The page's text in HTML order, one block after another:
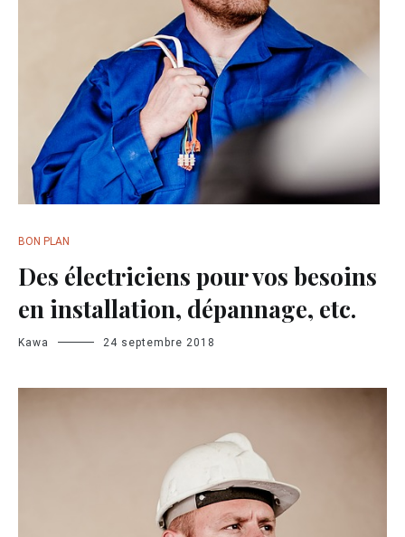
BON PLAN
Des électriciens pour vos besoins
en installation, dépannage, etc.
Kawa 24 septembre 2018